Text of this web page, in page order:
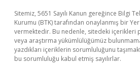
Sitemiz, 5651 Sayılı Kanun gereğince Bilgi
Kurumu (BTK) tarafından onaylanmış bir
vermektedir. Bu nedenle, sitedeki içerikleri
veya araştırma yükümlülüğümüz
yazdıkları içeriklerin sorumluluğunu
bu sorumluluğu kabul etmiş sayılırlar.